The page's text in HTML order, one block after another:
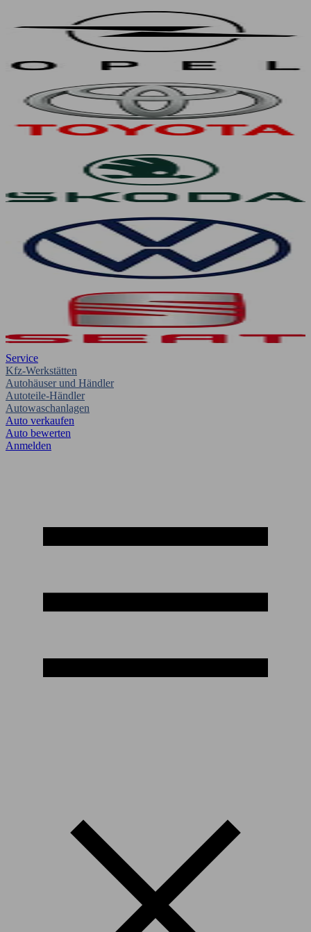
Service
Kfz-Werkstätten
Autohäuser und Händler
Autoteile-Händler
Autowaschanlagen
Auto verkaufen
Auto bewerten
Anmelden